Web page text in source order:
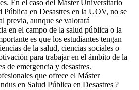
En el caso del Máster Universitario
Pública en Desastres en la UOV, no se
previa, aunque se valorará
en el campo de la salud pública o la
es que los estudiantes tengan
de la salud, ciencias sociales o
para trabajar en el ámbito de la
de emergencia y desastres.
que ofrece el Máster
en Salud Pública en Desastres ?